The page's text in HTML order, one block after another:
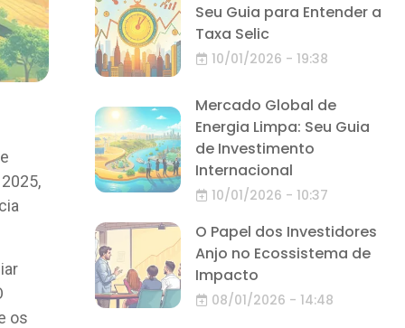
os
Seu Guia para Entender a
Taxa Selic
10/01/2026 - 19:38
Mercado Global de
Energia Limpa: Seu Guia
de Investimento
Internacional
10/01/2026 - 10:37
O Papel dos Investidores
Anjo no Ecossistema de
Impacto
08/01/2026 - 14:48